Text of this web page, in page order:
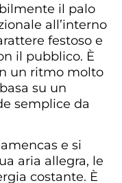
il palo
all’interno
festoso e
il pubblico. È
un ritmo molto
su un
semplice da
e si
aria allegra, le
costante. È